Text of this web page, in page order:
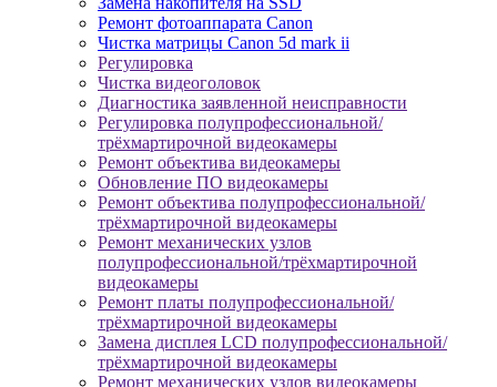
Ремонт фотоаппарата Canon
Чистка матрицы Canon 5d mark ii
Регулировка
Чистка видеоголовок
Диагностика заявленной неисправности
Регулировка полупрофессиональной/
трёхмартирочной видеокамеры
Ремонт объектива видеокамеры
Обновление ПО видеокамеры
Ремонт объектива полупрофессиональной/
трёхмартирочной видеокамеры
Ремонт механических узлов
полупрофессиональной/трёхмартирочной
видеокамеры
Ремонт платы полупрофессиональной/
трёхмартирочной видеокамеры
Замена дисплея LCD полупрофессиональной/
трёхмартирочной видеокамеры
Ремонт механических узлов видеокамеры